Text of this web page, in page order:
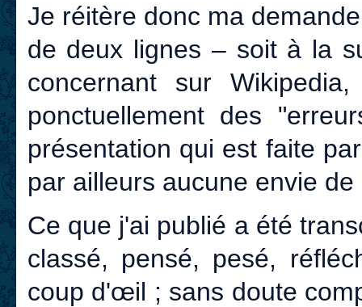
Je réitère donc ma
de deux lignes – soit à la
concernant sur
ponctuellement des
présentation qui est faite
par ailleurs aucune envie
Ce que j'ai publié a été
classé, pensé, pesé,
coup d'œil ; sans doute